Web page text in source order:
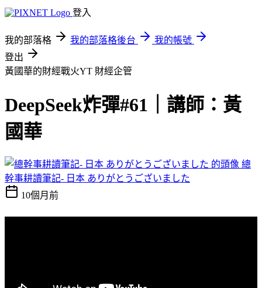
登入
我的部落格 我的部落格後台
我的帳號
登出
黃國華的財經戰火YT 財經企管
DeepSeek炸彈#61｜講師：黃
國華
總
幹事耕讀筆記- 日本 ありがとうございました
10個月前